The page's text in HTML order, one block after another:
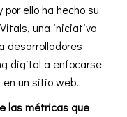
por ello ha hecho su
una iniciativa
desarrolladores
digital a enfocarse
un sitio web.
las métricas que